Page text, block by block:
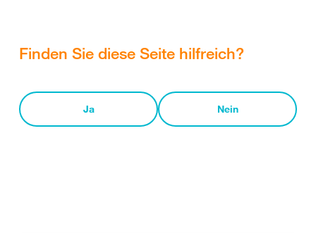
Finden Sie diese Seite hilfreich?
Ja Nein